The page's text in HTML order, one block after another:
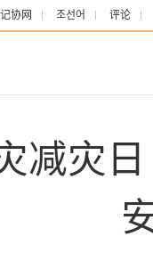
协网 조선어 评论
减灾